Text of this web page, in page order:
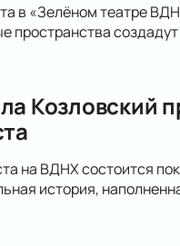
в «Зелёном театре
пространства
Козловский
на ВДНХ состоится
история,